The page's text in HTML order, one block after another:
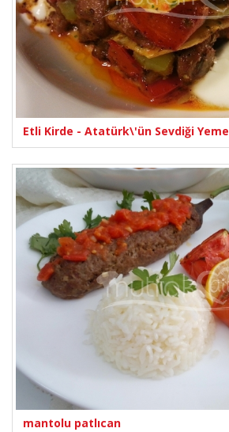
Etli Kirde - Atatürk\'ün Sevdiği
mantolu patlıcan